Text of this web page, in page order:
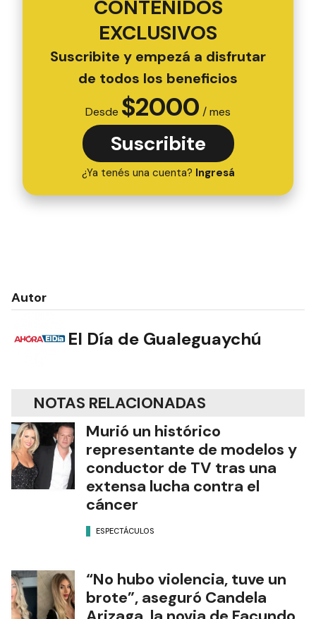
CONTENIDOS
EXCLUSIVOS
Suscribite y empezá a disfrutar
de todos los beneficios
Desde $2000 / mes
Suscribite
¿Ya tenés una cuenta? Ingresá
Autor
El Día de Gualeguaychú
NOTAS RELACIONADAS
Murió un histórico
representante de modelos y
conductor de TV tras una
extensa lucha contra el
cáncer
ESPECTÁCULOS
“No hubo violencia, tuve un
brote”, aseguró Candela